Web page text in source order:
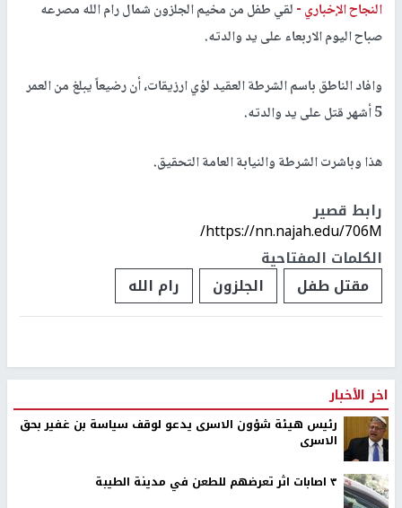
النجاح الإخباري -لقي طفل من مخيم الجلزون شمال رام الله مصرعه
صباح اليوم الاربعاء على يد والدته.
وافاد الناطق باسم الشرطة العقيد لؤي ارزيقات، أن رضيعاً يبلغ من العمر
5 أشهر قتل على يد والدته.
هذا وباشرت الشرطة والنيابة العامة التحقيق.
رابط قصير
https://nn.najah.edu/706M/
الكلمات المفتاحية
مقتل طفل
الجلزون رام الله
اخر الأخبار
رئيس هيئة شؤون الاسرى يدعو لوقف سياسة بن غفير بحق
الاسرى
٣ اصابات اثر تعرضهم للطعن في مدينة الطيبة